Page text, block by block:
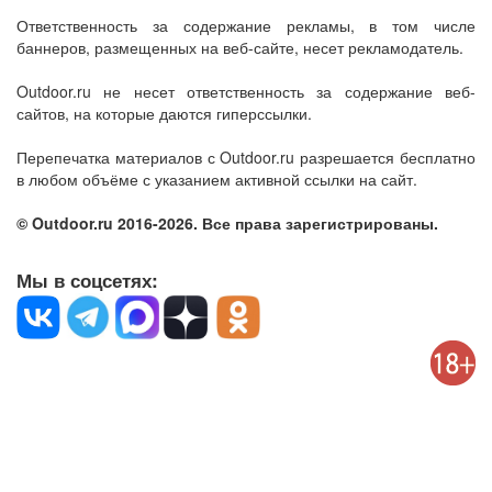
Ответственность за содержание рекламы, в том числе
баннеров, размещенных на веб-сайте, несет рекламодатель.
Outdoor.ru не несет ответственность за содержание веб-
сайтов, на которые даются гиперссылки.
Перепечатка материалов с Outdoor.ru разрешается бесплатно
в любом объёме с указанием активной ссылки на сайт.
© Outdoor.ru 2016-2026. Все права зарегистрированы.
Мы в соцсетях: